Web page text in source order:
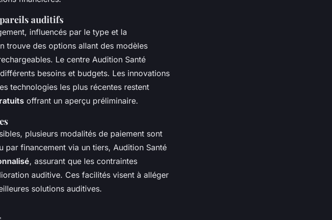
auditifs
influencés par le type et la
trouve des options allant des modèles
Le centre Audition Santé
besoins et budgets. Les innovations
technologies les plus récentes restent
offrant un aperçu préliminaire.
plusieurs modalités de paiement sont
par financement via un tiers, Audition Santé
, assurant que les contraintes
auditive. Ces facilités visent à alléger
solutions auditives.